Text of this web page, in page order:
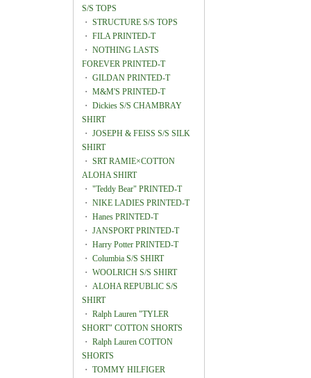
S/S TOPS
・ STRUCTURE S/S TOPS
・ FILA PRINTED-T
・ NOTHING LASTS
FOREVER PRINTED-T
・ GILDAN PRINTED-T
・ M&M'S PRINTED-T
・ Dickies S/S CHAMBRAY
SHIRT
・ JOSEPH & FEISS S/S SILK
SHIRT
・ SRT RAMIE×COTTON
ALOHA SHIRT
・ "Teddy Bear" PRINTED-T
・ NIKE LADIES PRINTED-T
・ Hanes PRINTED-T
・ JANSPORT PRINTED-T
・ Harry Potter PRINTED-T
・ Columbia S/S SHIRT
・ WOOLRICH S/S SHIRT
・ ALOHA REPUBLIC S/S
SHIRT
・ Ralph Lauren "TYLER
SHORT" COTTON SHORTS
・ Ralph Lauren COTTON
SHORTS
・ TOMMY HILFIGER